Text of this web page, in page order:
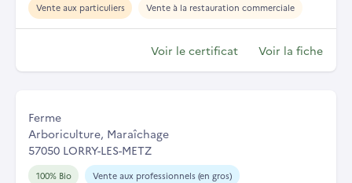
Vente aux particuliers Vente à la restauration commerciale
Voir le certificat Voir la fiche
Ferme
Arboriculture, Maraîchage
57050 LORRY-LES-METZ
100% Bio Vente aux professionnels (en gros)